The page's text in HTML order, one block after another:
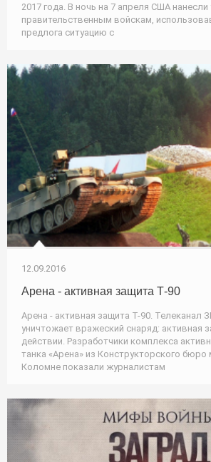
2017 года. В ночь на 7 апреля США
правительственным войскам,
предлога ситуацию с
12.09.2016
Арена - активная защита Т-90
Арена - активная защита Т-90. Телеканал
уничтожает вражеский снаряд: активная
действии. Разработчики комплекса
танка «Арена» из Конструкторского
Коломне показали журналистам